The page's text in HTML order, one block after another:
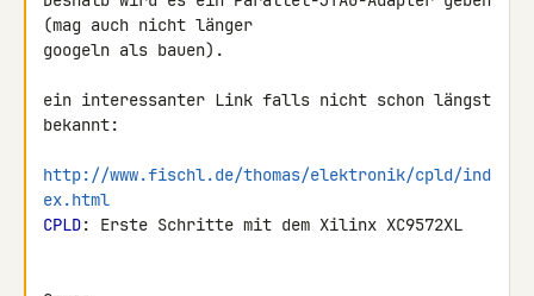
(mag auch nicht länger
googeln als bauen).
ein interessanter Link falls nicht schon längst
bekannt:
http://www.fischl.de/thomas/elektronik/cpld/ind
ex.html
CPLD: Erste Schritte mit dem Xilinx XC9572XL